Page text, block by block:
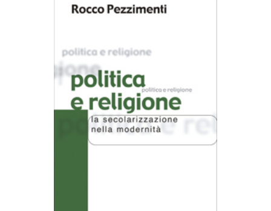
AGGIUNGI AL CARRELLO